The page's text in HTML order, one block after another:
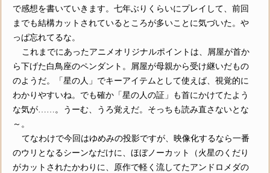
で感想を書いていきます。七年ぶりくらいにプレイして、前回
までも結構カットされているところが多いことに気づいた。や
っぱ忘れてるな。
これまでにあったアニメオリジナルポイントは、屑屋が首か
ら下げた白鳥座のペンダント。屑屋が母親から受け継いだもの
のようだ。「星の人」でキーアイテムとして使えば、視覚的に
わかりやすいね。でも確か「星の人の証」も首にかけてたよう
な気が……。うーむ、うろ覚えだ。そっちも読み直さないとな
～。
てなわけで今回はゆめみの投影ですが、映像化するなら一番
のウリとなるシーンなだけに、ほぼノーカット（火星のくだり
がカットされたかわりに、原作で軽く流してたアンドロメダの